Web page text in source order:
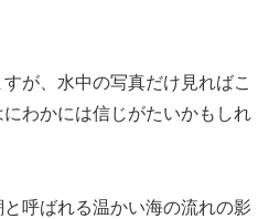
が、水中の写真だけ見ればこ
わかには信じがたいかもしれ
呼ばれる温かい海の流れの影